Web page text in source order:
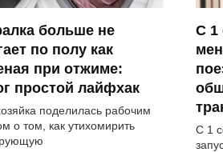
больше не
по полу как
при отжиме:
простой лайфхак
поделилась рабочим
о том, как утихомирить
С 1
С 1